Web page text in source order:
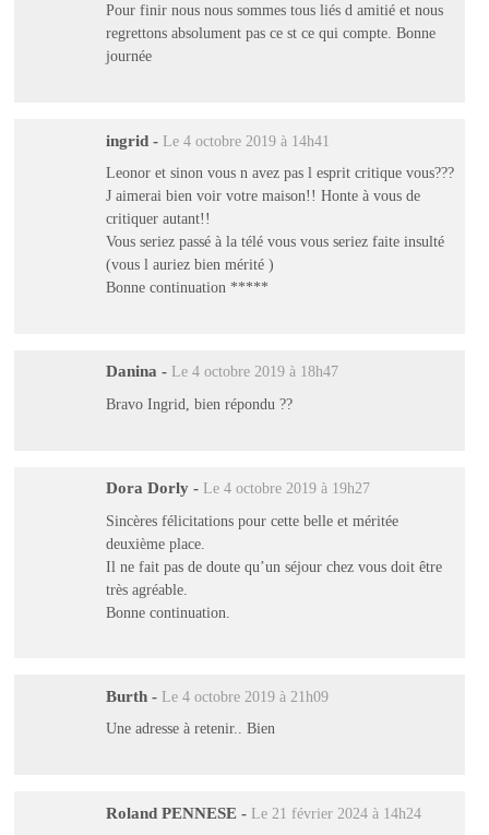
Pour finir nous nous sommes tous liés d amitié et nous
regrettons absolument pas ce st ce qui compte. Bonne
journée
ingrid - Le 4 octobre 2019 à 14h41
Leonor et sinon vous n avez pas l esprit critique vous???
J aimerai bien voir votre maison!! Honte à vous de
critiquer autant!!
Vous seriez passé à la télé vous vous seriez faite insulté
(vous l auriez bien mérité )
Bonne continuation *****
Danina - Le 4 octobre 2019 à 18h47
Bravo Ingrid, bien répondu ??
Dora Dorly - Le 4 octobre 2019 à 19h27
Sincères félicitations pour cette belle et méritée
deuxième place.
Il ne fait pas de doute qu’un séjour chez vous doit être
très agréable.
Bonne continuation.
Burth - Le 4 octobre 2019 à 21h09
Une adresse à retenir.. Bien
Roland PENNESE - Le 21 février 2024 à 14h24